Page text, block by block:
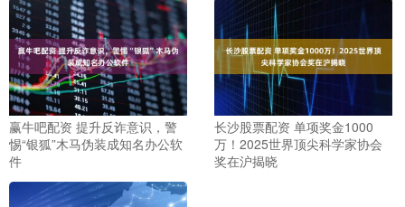
赢牛吧配资 提升反诈意识，警
惕“银狐”木马伪装成知名办公软
件
长沙股票配资 单项奖金1000
万！2025世界顶尖科学家协会
奖在沪揭晓